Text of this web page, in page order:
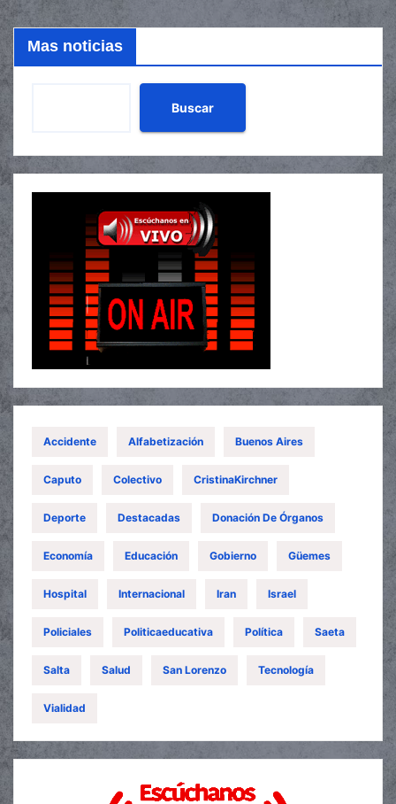
Mas noticias
Buscar
Accidente Alfabetización Buenos Aires
Caputo Colectivo CristinaKirchner
Deporte Destacadas Donación De Órganos
Economía Educación Gobierno Güemes
Hospital Internacional Iran Israel
Policiales Politicaeducativa Política Saeta
Salta Salud San Lorenzo Tecnología
Vialidad